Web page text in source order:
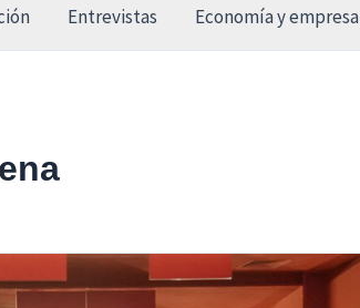
Entrevistas Economía y empresa